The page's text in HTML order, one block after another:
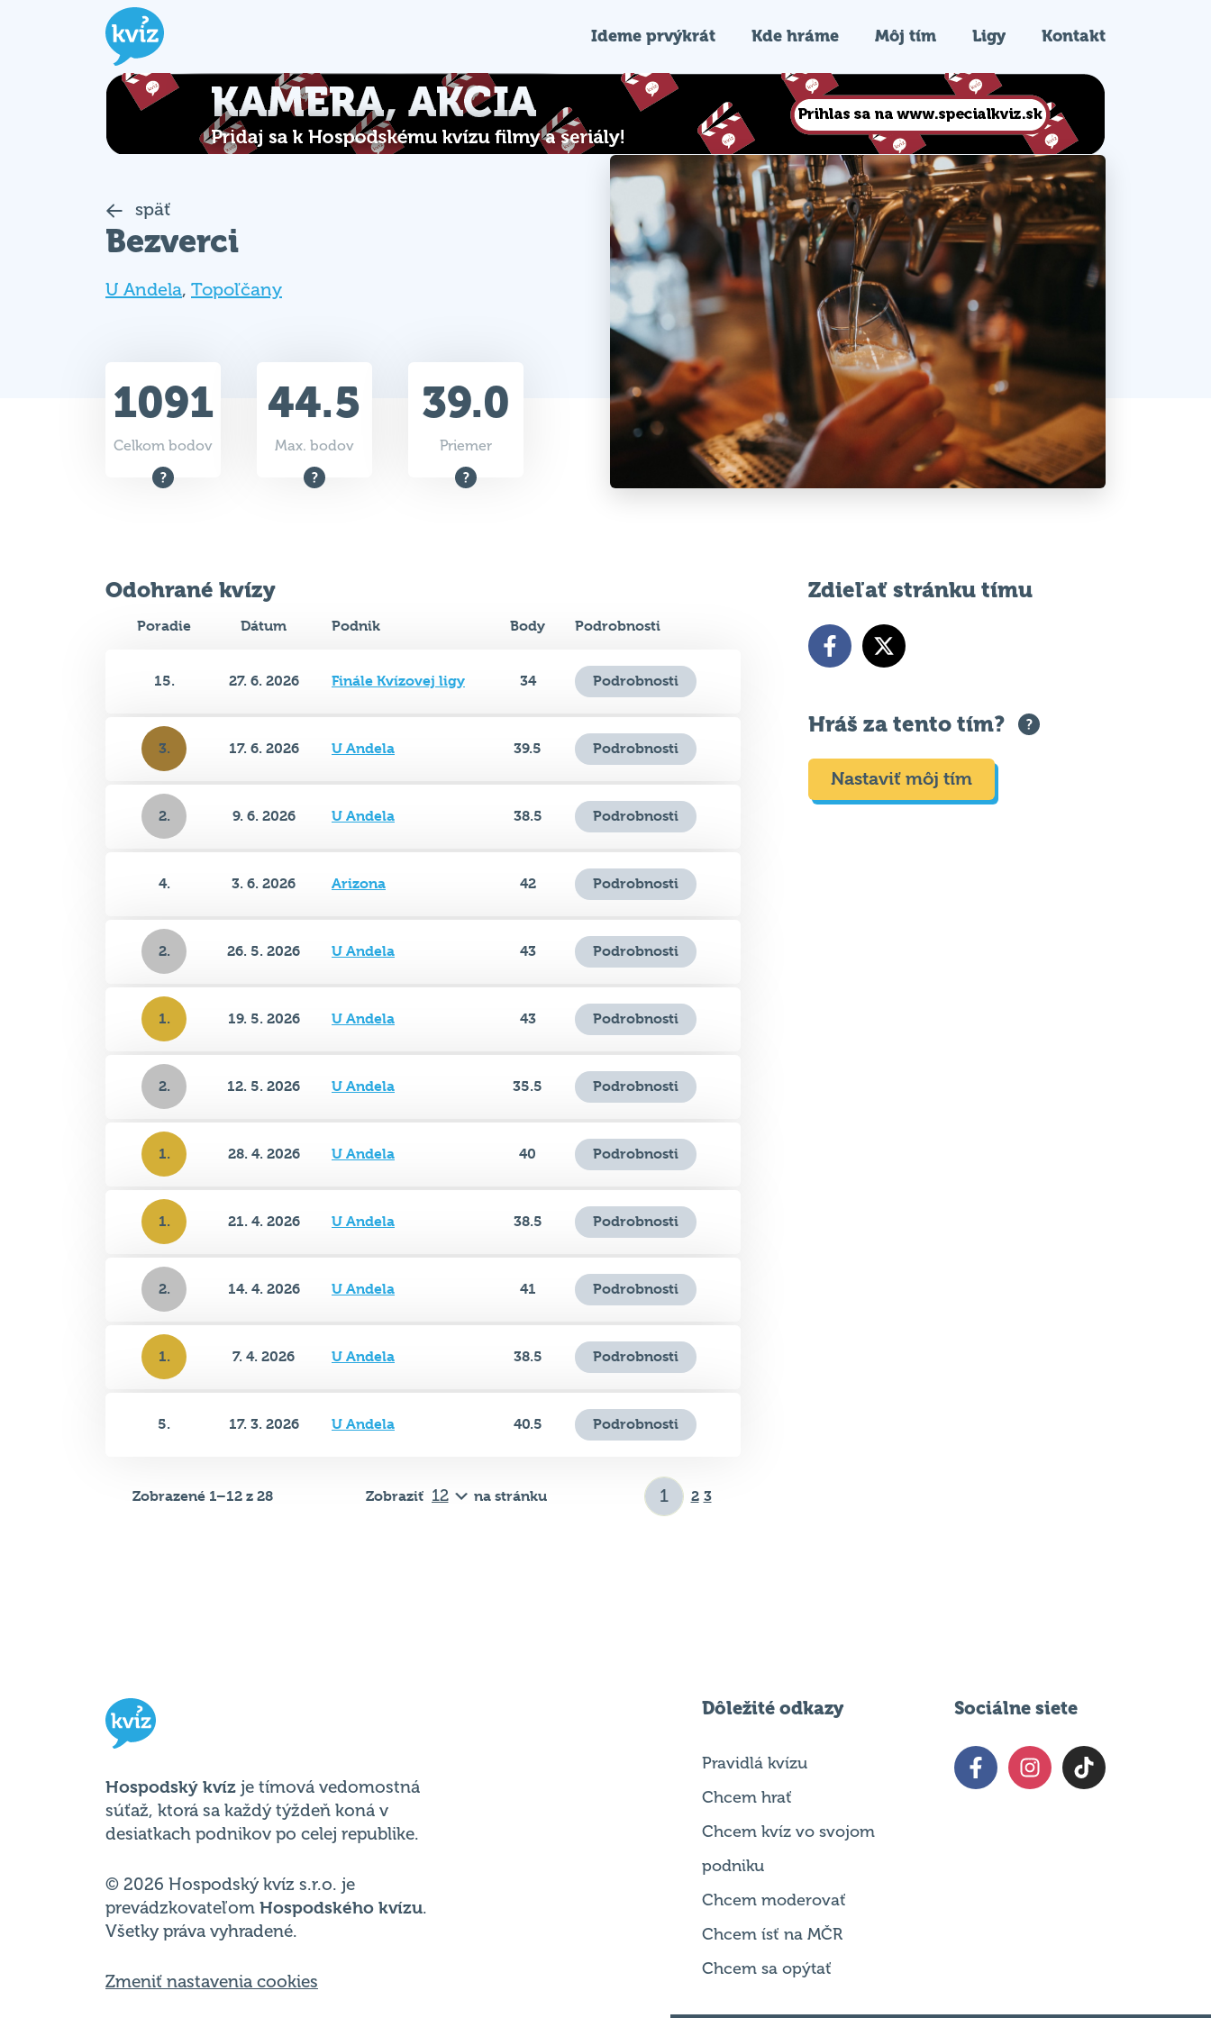
Ideme prvýkrát Kde hráme Môj tím Ligy Kontakt
späť
Bezverci
U Andela, Topoľčany
1091
Celkom bodov
44.5
Max. bodov
39.0
Priemer
Odohrané kvízy
Poradie Dátum Podnik Body Podrobnosti
15. 27. 6. 2026 Finále Kvízovej ligy 34 Podrobnosti
3. 17. 6. 2026 U Andela 39.5 Podrobnosti
2. 9. 6. 2026 U Andela 38.5 Podrobnosti
4. 3. 6. 2026 Arizona 42 Podrobnosti
2. 26. 5. 2026 U Andela 43 Podrobnosti
1. 19. 5. 2026 U Andela 43 Podrobnosti
2. 12. 5. 2026 U Andela 35.5 Podrobnosti
1. 28. 4. 2026 U Andela 40 Podrobnosti
1. 21. 4. 2026 U Andela 38.5 Podrobnosti
2. 14. 4. 2026 U Andela 41 Podrobnosti
1. 7. 4. 2026 U Andela 38.5 Podrobnosti
5. 17. 3. 2026 U Andela 40.5 Podrobnosti
Zobrazené 1–12 z 28 Zobraziť na stránku 2 3
Zdieľať stránku tímu
Hráš za tento tím?
Nastaviť môj tím
Hospodský kvíz je tímová vedomostná
súťaž, ktorá sa každý týždeň koná v
desiatkach podnikov po celej republike.
© 2026 Hospodský kvíz s.r.o. je
prevádzkovateľom Hospodského kvízu.
Všetky práva vyhradené.
Zmeniť nastavenia cookies
Dôležité odkazy
Pravidlá kvízu
Chcem hrať
Chcem kvíz vo svojom
podniku
Chcem moderovať
Chcem ísť na MČR
Chcem sa opýtať
Sociálne siete